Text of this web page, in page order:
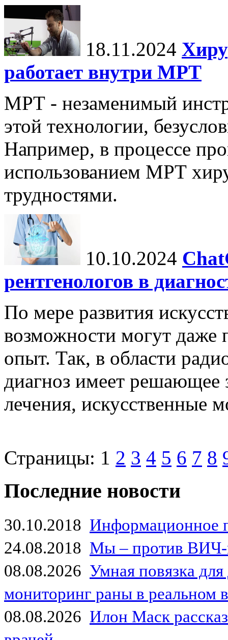
18.11.2024
работает внутри МРТ
МРТ - незаменимый
этой технологии,
Например, в процессе
использованием МРТ
трудностями.
10.10.2024
рентгенологов в
По мере развития
возможности могут даже
опыт. Так, в области
диагноз имеет решающее
лечения, искусственные
Страницы: 1 2 3 4 5 6 7 8
Последние новости
30.10.2018 Информационное
24.08.2018 Мы – против
08.08.2026 Умная повязка
мониторинг раны в реальном
08.08.2026 Илон Маск